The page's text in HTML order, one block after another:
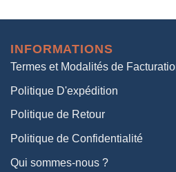
initial
38,00€.
actuel
INFORMATIONS
Termes et Modalités de
Politique D'expédition
Politique de Retour
Politique de Confidentialité
Qui sommes-nous ?